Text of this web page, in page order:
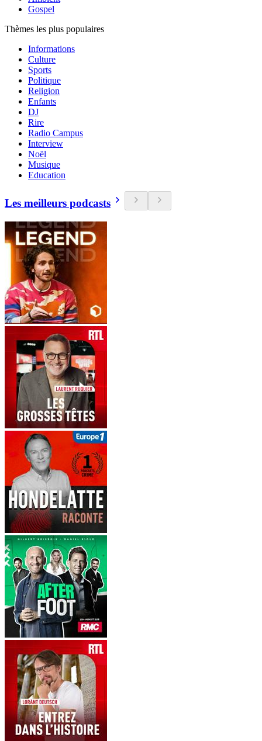
Gospel
Thèmes les plus populaires
Informations
Culture
Sports
Politique
Religion
Enfants
DJ
Rire
Radio Campus
Interview
Noël
Musique
Education
Les meilleurs podcasts